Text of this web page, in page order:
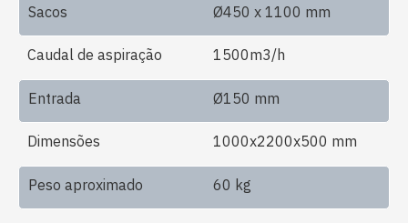
Sacos Ø450 x 1100 mm
Caudal de aspiração 1500m3/h
Entrada Ø150 mm
Dimensões 1000x2200x500 mm
Peso aproximado 60 kg